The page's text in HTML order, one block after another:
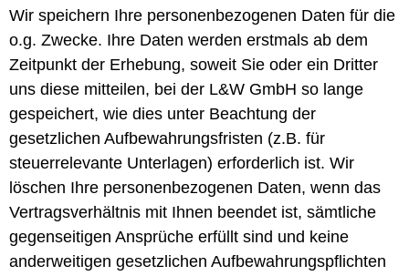
Wir speichern Ihre personenbezogenen Daten für die
o.g. Zwecke. Ihre Daten werden erstmals ab dem
Zeitpunkt der Erhebung, soweit Sie oder ein Dritter
uns diese mitteilen, bei der L&W GmbH so lange
gespeichert, wie dies unter Beachtung der
gesetzlichen Aufbewahrungsfristen (z.B. für
steuerrelevante Unterlagen) erforderlich ist. Wir
löschen Ihre personenbezogenen Daten, wenn das
Vertragsverhältnis mit Ihnen beendet ist, sämtliche
gegenseitigen Ansprüche erfüllt sind und keine
anderweitigen gesetzlichen Aufbewahrungspflichten